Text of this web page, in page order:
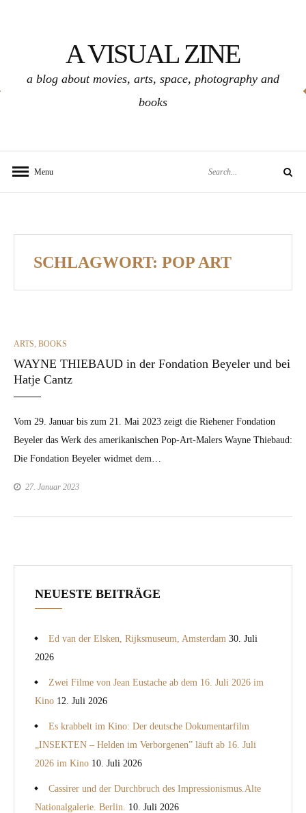
A VISUAL ZINE
a blog about movies, arts, space, photography and
books
Menu Search
SCHLAGWORT: POP ART
CATEGORIES
ARTS, BOOKS
WAYNE THIEBAUD in der Fondation Beyeler und bei
Hatje Cantz
Vom 29. Jan­u­ar bis zum 21. Mai 2023 zeigt die Riehen­er Fon­da­tion
Beyel­er das Werk des amerikanis­chen Pop-Art-Malers Wayne Thiebaud:
Die Fon­da­tion Beyel­er wid­met dem…
27. Januar 2023
NEUESTE BEITRÄGE
Ed van der Elsken, Rijksmuseum, Amsterdam 30. Juli
2026
Zwei Filme von Jean Eustache ab dem 16. Juli 2026 im
Kino 12. Juli 2026
Es krabbelt im Kino: Der deutsche Dokumentarfilm
„INSEKTEN – Helden im Verborgenen” läuft ab 16. Juli
2026 im Kino 10. Juli 2026
Cassirer und der Durchbruch des Impressionismus.Alte
Nationalgalerie. Berlin. 10. Juli 2026